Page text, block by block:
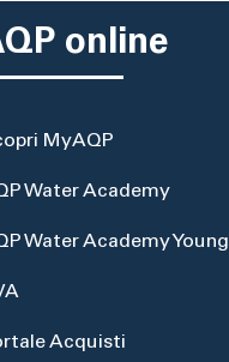
online
MyAQP
Water Academy
Water Academy Young
Acquisti